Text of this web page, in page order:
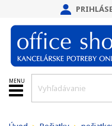
MENU